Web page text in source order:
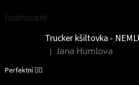
hodnocení
Trucker kšiltovka -
Hodnocení produktu je 5 z 5
| Jana Humlova
Perfektní 👌🏻